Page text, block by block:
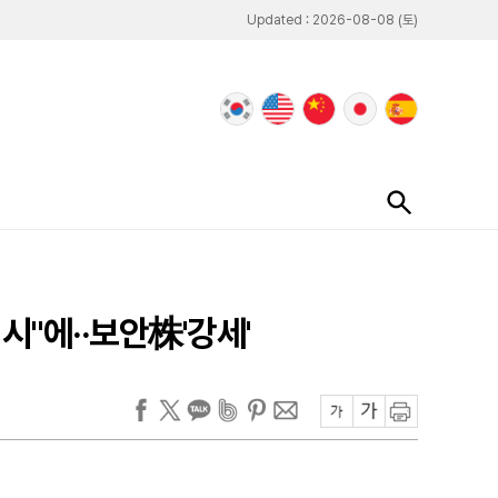
Updated : 2026-08-08 (토)
"에··보안株'강세'